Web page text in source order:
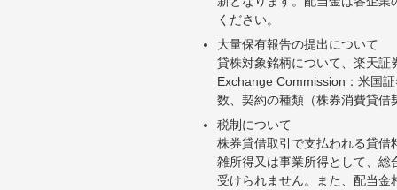
ください。
大量保有報告の提出について
貸株対象銘柄について、楽天
Exchange Commission：米国
数、契約の種類（株券消費貸
税制について
株券貸借取引で支払われる貸
雑所得又は事業所得として、
受けられません。また、配当